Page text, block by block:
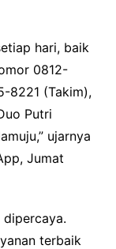
hari, baik
0812-
8221 (Takim),
Putri
ujarnya
Jumat
dipercaya.
terbaik